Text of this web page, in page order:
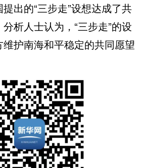
出的“三步走”设想达成了共
析人士认为，“三步走”的设
护南海和平稳定的共同愿望